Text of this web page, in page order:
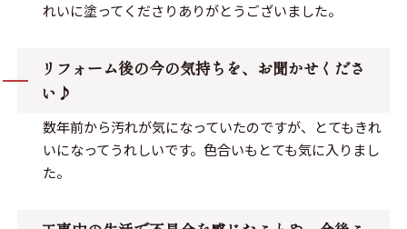
れいに塗ってくださりありがとうございました。
リフォーム後の今の気持ちを、お聞かせくださ
い♪
数年前から汚れが気になっていたのですが、とてもきれ
いになってうれしいです。色合いもとても気に入りまし
た。